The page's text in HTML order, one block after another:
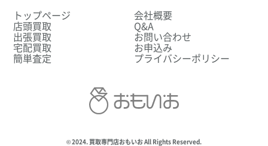
トップページ
店頭買取
出張買取
宅配買取
簡単査定
会社概要
Q&A
お問い合わせ
お申込み
プライバシーポリシー
© 2024. 買取専門店おもいお All Rights Reserved.